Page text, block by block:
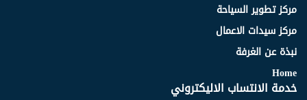
مركز تطوير السياحة
مركز سيدات الاعمال
نبذة عن الغرفة
Home
خدمة الانتساب الاليكتروني